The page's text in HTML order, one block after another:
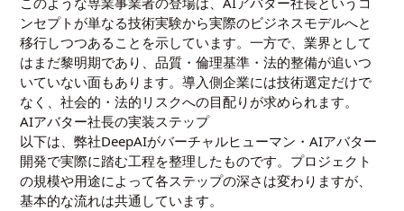
ンセプトが単なる技術実験から実際のビジネスモデルへと
移行しつつあることを示しています。一方で、業界として
はまだ黎明期であり、品質・倫理基準・法的整備が追いつ
いていない面もあります。導入側企業には技術選定だけで
なく、社会的・法的リスクへの目配りが求められます。
AIアバター社長の実装ステップ
以下は、弊社DeepAIがバーチャルヒューマン・AIアバター
開発で実際に踏む工程を整理したものです。プロジェクト
の規模や用途によって各ステップの深さは変わりますが、
基本的な流れは共通しています。